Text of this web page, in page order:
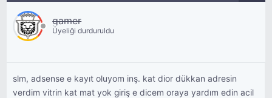
gamer
Üyeliği durduruldu
slm, adsense e kayıt oluyom inş. kat dior dükkan adresin
verdim vitrin kat mat yok giriş e dicem oraya yardım edin acil